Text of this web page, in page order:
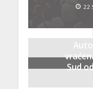
22
Sud